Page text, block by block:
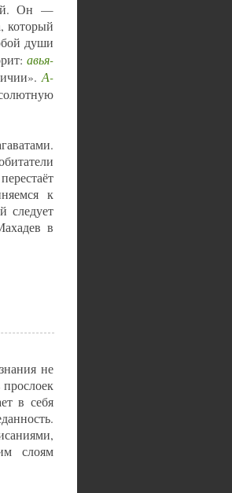
Он —
который
души
авья-
А-
к
следует
в
не
в себя
слоям